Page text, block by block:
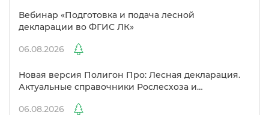
ебинар «Подготовка и подача лесной
декларации во ФГИС ЛК»
06.08.2026
Новая версия Полигон Про: Лесная декларация.
Актуальные справочники Рослесхоза и
06.08.2026